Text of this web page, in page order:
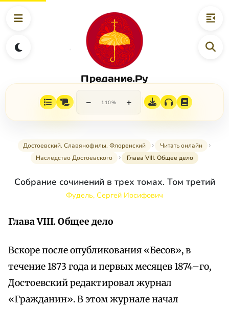
Предание.Ру
− 110% +
Достоевский. Славянофилы. Флоренский
Читать онлайн
Наследство Достоевского
Глава VIII. Общее дело
Собрание сочинений в трех томах. Том третий
Фудель, Сергей Иосифович
Глава VIII. Общее дело
Вскоре после опубликования «Бесов», в
течение 1873 года и первых месяцев 1874–го,
Достоевский редактировал журнал
«Гражданин». В этом журнале начал